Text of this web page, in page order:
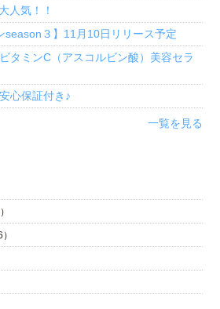
人気！！
season３】11月10日リリース予定
タミンC（アスコルビン酸）美容セラ
心保証付き♪
一覧を見る